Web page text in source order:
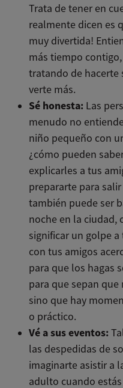
Trata de tener en
realmente dicen es
muy divertida!
más tiempo
tratando de hacerte
verte más.
Sé honesta: Las
menudo no
niño pequeño con
¿cómo pueden
explicarles a tus
prepararte para
también puede ser
noche en la ciudad,
significar un golpe a
con tus amigos
para que los hagas
para que sepan
sino que hay
o práctico.
Vé a sus eventos:
las despedidas de
imaginarte asistir a
adulto cuando